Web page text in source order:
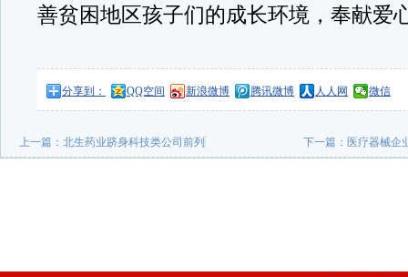
善贫困地区孩子们的成长环境，奉献爱
分享到： QQ空间 新浪微博 腾讯微博 人人网 微信
上一篇： 北生药业跻身科技类公司前列 下一篇： 医疗器械企